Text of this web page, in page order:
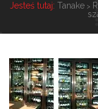
Jesteś tutaj: Tanake>